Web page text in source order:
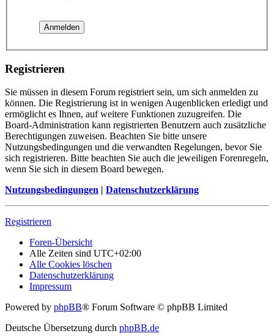
Registrieren
Sie müssen in diesem Forum registriert sein, um sich anmelden zu
können. Die Registrierung ist in wenigen Augenblicken erledigt und
ermöglicht es Ihnen, auf weitere Funktionen zuzugreifen. Die
Board-Administration kann registrierten Benutzern auch zusätzliche
Berechtigungen zuweisen. Beachten Sie bitte unsere
Nutzungsbedingungen und die verwandten Regelungen, bevor Sie
sich registrieren. Bitte beachten Sie auch die jeweiligen Forenregeln,
wenn Sie sich in diesem Board bewegen.
Nutzungsbedingungen | Datenschutzerklärung
Registrieren
Foren-Übersicht
Alle Zeiten sind UTC+02:00
Alle Cookies löschen
Datenschutzerklärung
Impressum
Powered by phpBB® Forum Software © phpBB Limited
Deutsche Übersetzung durch phpBB.de